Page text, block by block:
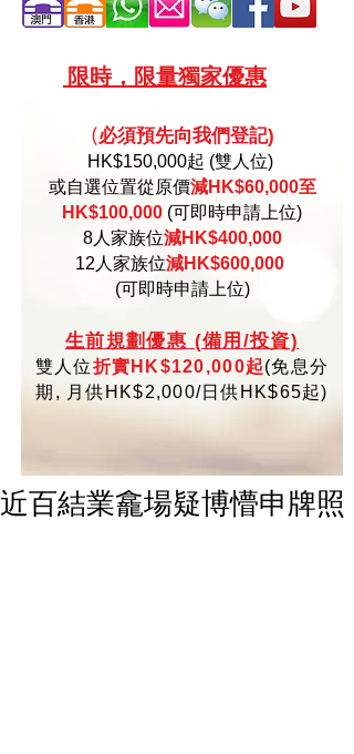
限時，限量獨家優惠
(必須預先向我們登記)
HK$150,000起 (雙人位)
或自選位置從原價減HK$60,000至
HK$100,000 (可即時申請上位)
8人家族位減HK$400,000
12人家族位減HK$600,000
(可即時申請上位)
生前規劃優惠 (備用/投資)
雙人位折實HK$120,000起(免息分
期, 月供HK$2,000/日供HK$65起)
近百結業龕場疑博懵申牌照